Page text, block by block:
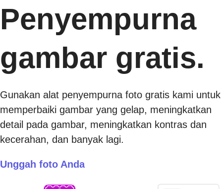
Penyempurna
gambar gratis.
Gunakan alat penyempurna foto gratis kami untuk
memperbaiki gambar yang gelap, meningkatkan
detail pada gambar, meningkatkan kontras dan
kecerahan, dan banyak lagi.
Unggah foto Anda